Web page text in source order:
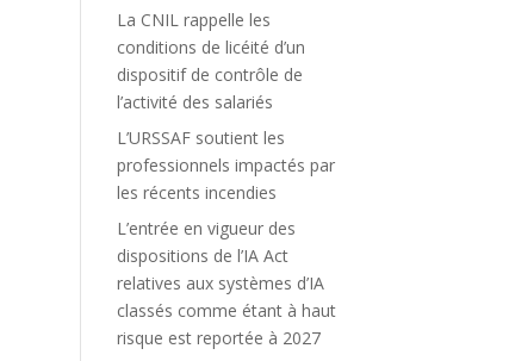
La CNIL rappelle les
conditions de licéité d’un
dispositif de contrôle de
l’activité des salariés
L’URSSAF soutient les
professionnels impactés par
les récents incendies
L’entrée en vigueur des
dispositions de l’IA Act
relatives aux systèmes d’IA
classés comme étant à haut
risque est reportée à 2027